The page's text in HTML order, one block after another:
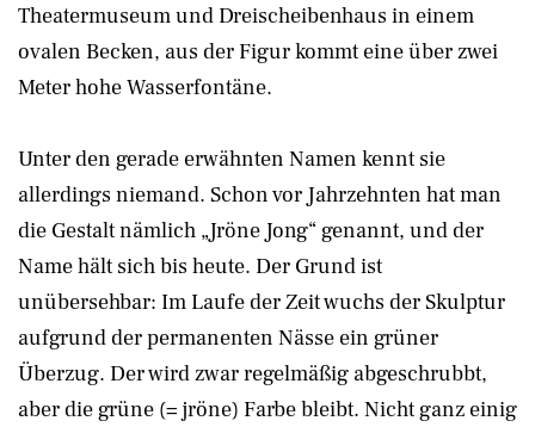
Theatermuseum und Dreischeibenhaus in einem
ovalen Becken, aus der Figur kommt eine über zwei
Meter hohe Wasserfontäne.
Unter den gerade erwähnten Namen kennt sie
allerdings niemand. Schon vor Jahrzehnten hat man
die Gestalt nämlich „Jröne Jong“ genannt, und der
Name hält sich bis heute. Der Grund ist
unübersehbar: Im Laufe der Zeit wuchs der Skulptur
aufgrund der permanenten Nässe ein grüner
Überzug. Der wird zwar regelmäßig abgeschrubbt,
aber die grüne (= jröne) Farbe bleibt. Nicht ganz einig